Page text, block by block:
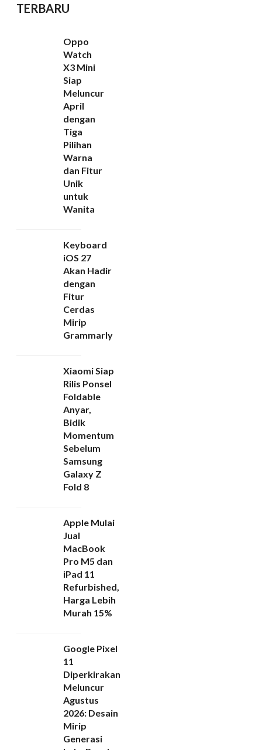
TERBARU
Oppo
Watch
X3 Mini
Siap
Meluncur
April
dengan
Tiga
Pilihan
Warna
dan Fitur
Unik
untuk
Wanita
Keyboard
iOS 27
Akan Hadir
dengan
Fitur
Cerdas
Mirip
Grammarly
Xiaomi Siap
Rilis Ponsel
Foldable
Anyar,
Bidik
Momentum
Sebelum
Samsung
Galaxy Z
Fold 8
Apple Mulai
Jual
MacBook
Pro M5 dan
iPad 11
Refurbished,
Harga Lebih
Murah 15%
Google Pixel
11
Diperkirakan
Meluncur
Agustus
2026: Desain
Mirip
Generasi